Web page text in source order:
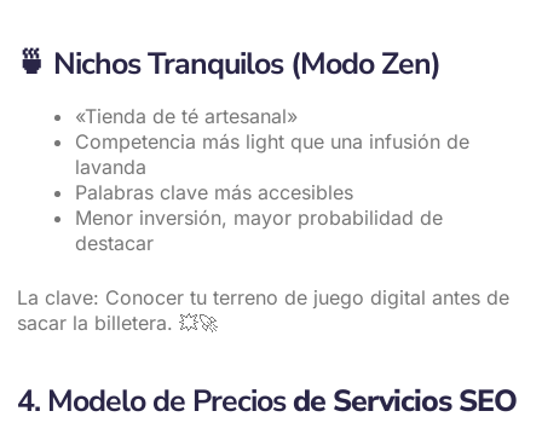
🍵 Nichos Tranquilos (Modo Zen)
«Tienda de té artesanal»
Competencia más light que una infusión de
lavanda
Palabras clave más accesibles
Menor inversión, mayor probabilidad de
destacar
La clave: Conocer tu terreno de juego digital antes de
sacar la billetera. 💥🚀
4. Modelo de Preciosde Servicios SEO